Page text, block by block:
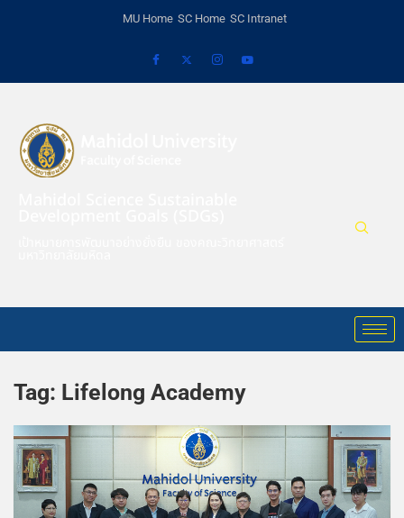
MU Home SC Home SC Intranet
Tag: Lifelong Academy